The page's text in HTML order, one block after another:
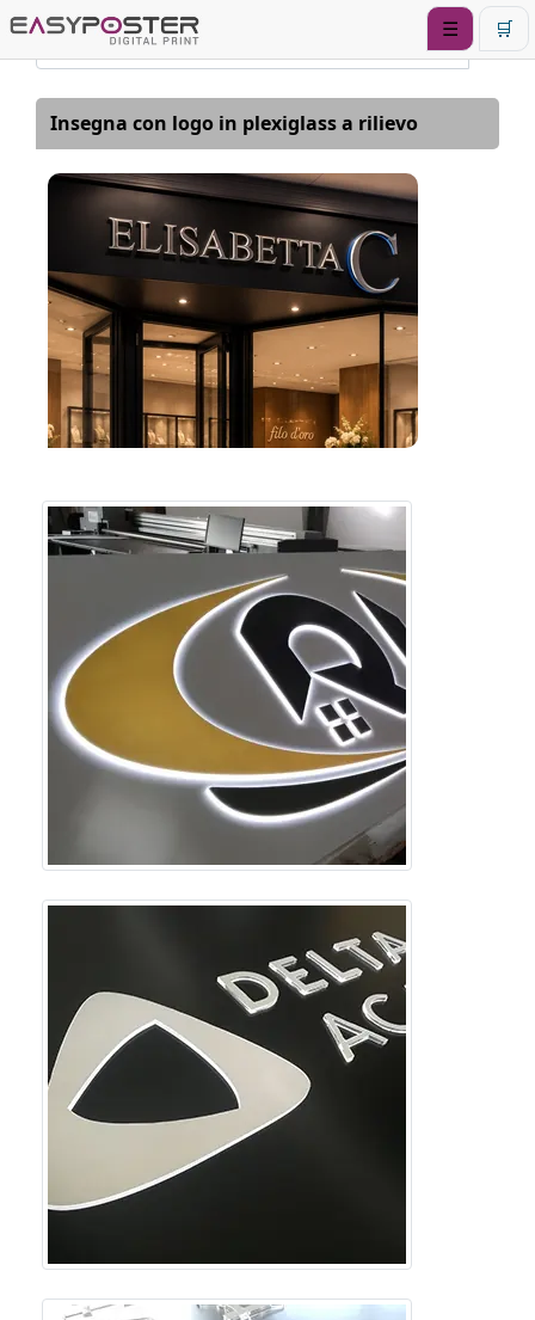
☰ 🛒
Insegna con logo in plexiglass a rilievo